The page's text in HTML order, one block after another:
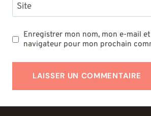
Site
Enregistrer mon nom, mon e-mail
navigateur pour mon prochain